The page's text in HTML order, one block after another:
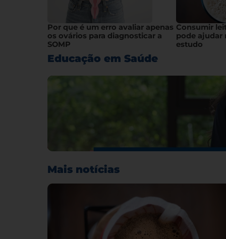
Por que é um erro avaliar apenas
os ovários para diagnosticar a
SOMP
Consumir
pode ajudar
estudo
Educação em Saúde
Mais notícias